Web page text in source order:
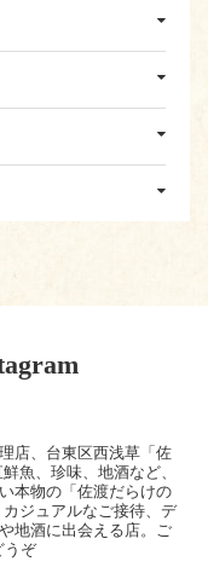
店、台東区西浅草「佐
魚、珍味、地酒など、
本物の「佐渡だらけの
カジュアルなご接待、デ
地酒に出会える店。ご
うぞ